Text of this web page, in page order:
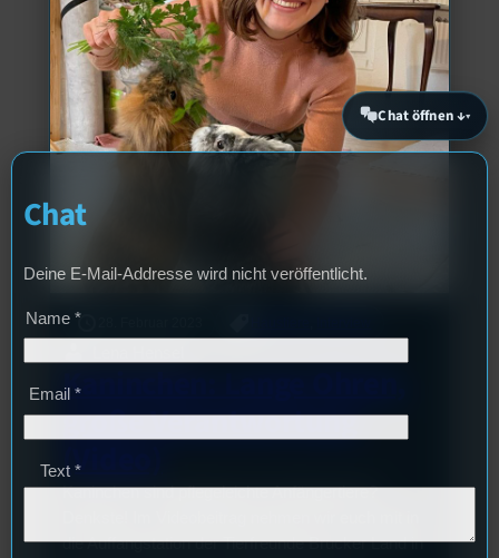
Kaninchen: Lange Ohren,
große Verantwortung
(Video)
Kaninchen sind pflegeleichte Anfängertiere?
die Auffangstation der Tierfreunde Brucker Land in
Chat öffnen ↓
Chat
Deine E-Mail-Addresse wird nicht veröffentlicht.
Name *
Email *
Text *